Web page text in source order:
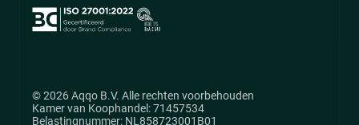
© 2026 Aqqo B.V. Alle rechten voorbehouden
Kamer van Koophandel: 71457534
Belastingnummer: NL858723001B01